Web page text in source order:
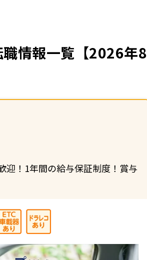
情報一覧【2026年8
迎！1年間の給与保証制度！賞与